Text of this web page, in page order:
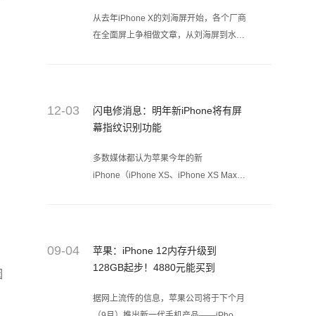
从去年iPhone X的刘海屏开始，各个厂商
在全面屏上争相做文章，从刘海屏到水滴
闪电修带你一探究竟。
12-03
闪电修消息：明年新iPhone将有屏
幕指纹识别功能
多数媒体都认为苹果今年的新
iPhone（iPhone XS、iPhone XS Max和
09-04
苹果：iPhone 12内存升级到
128GB起步！4880元能买到
据网上流传的信息，苹果公司将于下个月